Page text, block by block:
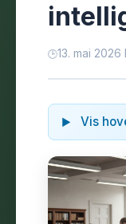
13. mai 2026
Vis